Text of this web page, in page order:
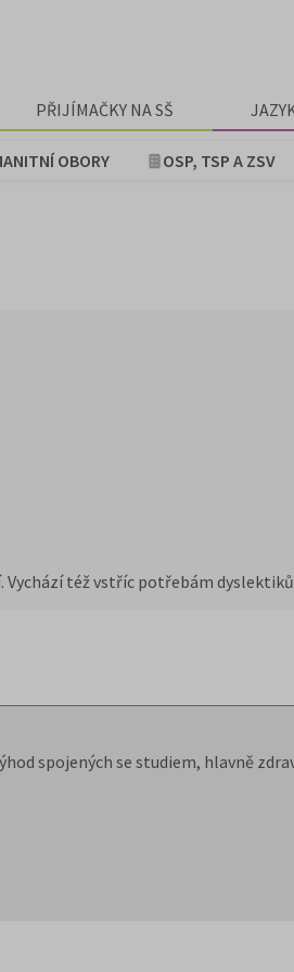
PŘIJÍMAČKY NA SŠ
OBORY OSP, TSP A ZSV
též vstříc potřebám
spojených se studiem, hlavně